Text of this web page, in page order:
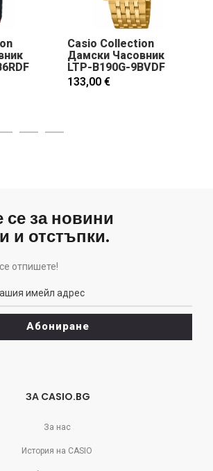
Casio Collection
Дамски Часовник
LTP-B190G-9BVDF
133,00 €
за новини
и отстъпки.
отпишете!
Абониране
ЗА CASIO.BG
За нас
История на CASIO